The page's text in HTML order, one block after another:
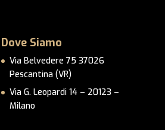
Dove Siamo
Via Belvedere 75 37026
Pescantina (VR)
Via G. Leopardi 14 – 20123 –
Milano